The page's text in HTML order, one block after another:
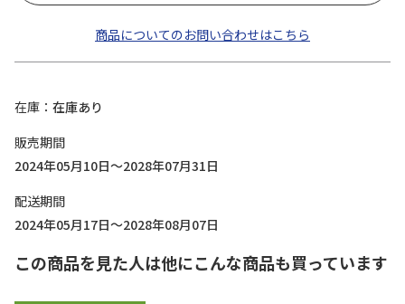
商品についてのお問い合わせはこちら
在庫
在庫あり
販売期間
2024年05月10日～2028年07月31日
配送期間
2024年05月17日～2028年08月07日
この商品を見た人は他にこんな商品も買っています